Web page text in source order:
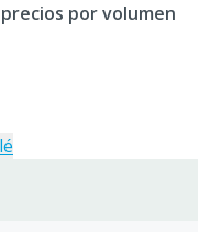
por volumen